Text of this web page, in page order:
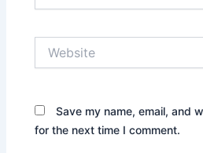
Save my name, email, and
for the next time I comment.